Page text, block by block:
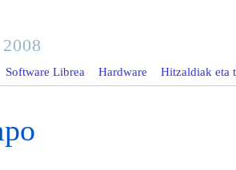
Software Librea Hardware Hitzaldiak eta